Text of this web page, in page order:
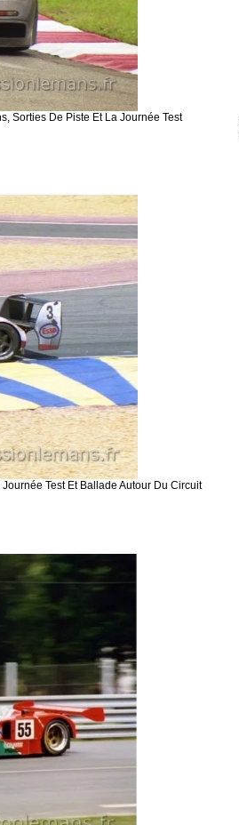
Sorties De Piste Et La Journée Test
Test Et Ballade Autour Du Circuit